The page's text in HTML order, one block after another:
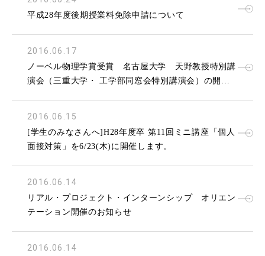
平成28年度後期授業料免除申請について
2016.06.17
ノーベル物理学賞受賞 名古屋大学 天野教授特別講
演会（三重大学・ 工学部同窓会特別講演会）の開催
2016.06.15
[学生のみなさんへ]H28年度卒 第11回ミニ講座「個人
面接対策」を6/23(木)に開催します。
2016.06.14
リアル・プロジェクト・インターンシップ オリエン
テーション開催のお知らせ
2016.06.14